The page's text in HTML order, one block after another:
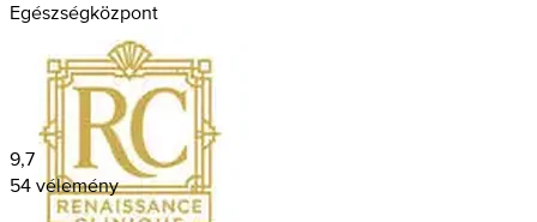
Egészségközpont
9,7
54 vélemény